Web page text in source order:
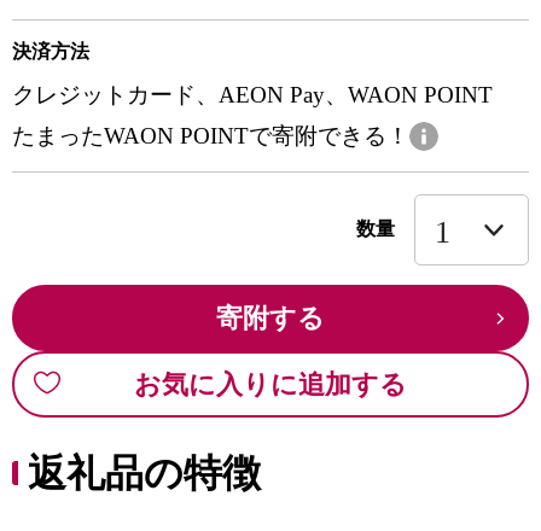
決済方法
クレジットカード、AEON Pay、WAON POINT
たまったWAON POINTで寄附できる！
数量
寄附する
お気に入りに追加する
返礼品の特徴